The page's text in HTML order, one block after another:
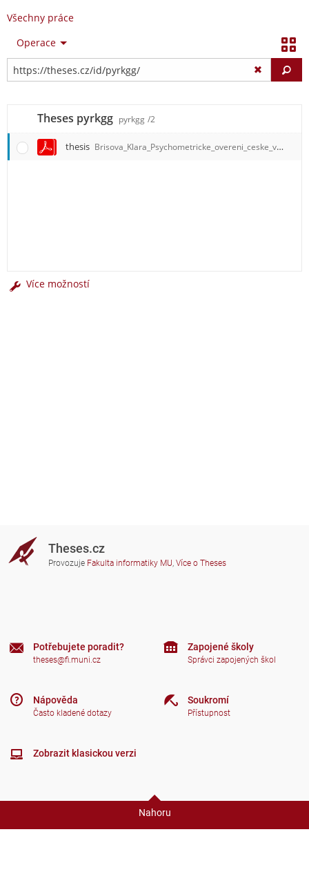
Všechny práce
Operace
Theses pyrkgg pyrkgg /2
thesis Brisova_Klara_Psychometricke_overeni_ceske_verze_nastroje.pdf
Více možností
Theses.cz
Provozuje Fakulta informatiky MU, Více o Theses
Potřebujete poradit?
theses@fi.muni.cz
Nápověda
Často kladené dotazy
Zapojené školy
Správci zapojených škol
Soukromí
Přístupnost
Zobrazit klasickou verzi
Nahoru